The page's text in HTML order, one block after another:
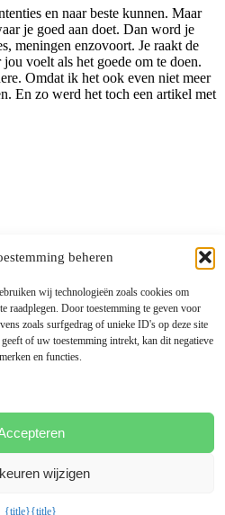
beheren
wij technologieën zoals cookies om
raadplegen. Door toestemming te geven voor
zoals surfgedrag of unieke ID's op deze site
of uw toestemming intrekt, kan dit negatieve
en functies.
wijzigen
{title}{title}
en naar beste kunnen. Maar
je goed aan doet. Dan word je
meningen enzovoort. Je raakt de
voelt als het goede om te doen.
Omdat ik het ook even niet meer
En zo werd het toch een artikel met
het websitesysteem